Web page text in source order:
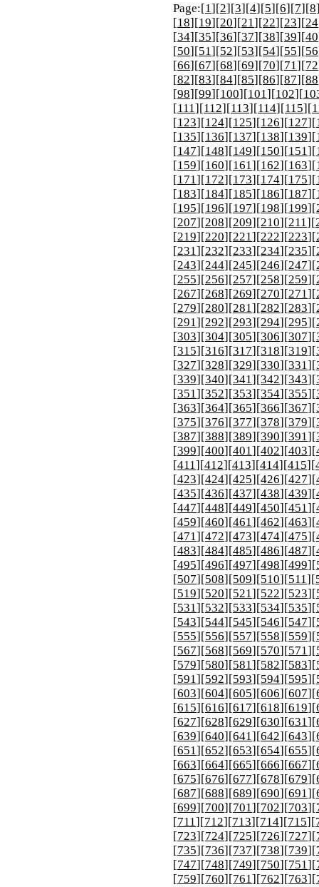
Page:[1][2][3][4][5][6][7][8
[18][19][20][21][22][23][24
[34][35][36][37][38][39][40
[50][51][52][53][54][55][56
[66][67][68][69][70][71][72
[82][83][84][85][86][87][88
[98][99][100][101][102][
[111][112][113][114][115][
[123][124][125][126][127][
[135][136][137][138][139][
[147][148][149][150][151][
[159][160][161][162][163][
[171][172][173][174][175][
[183][184][185][186][187][
[195][196][197][198][199][
[207][208][209][210][211][
[219][220][221][222][223][
[231][232][233][234][235][
[243][244][245][246][247][
[255][256][257][258][259][
[267][268][269][270][271][
[279][280][281][282][283][
[291][292][293][294][295][
[303][304][305][306][307][
[315][316][317][318][319][
[327][328][329][330][331][
[339][340][341][342][343][
[351][352][353][354][355][
[363][364][365][366][367][
[375][376][377][378][379][
[387][388][389][390][391][
[399][400][401][402][403][
[411][412][413][414][415][
[423][424][425][426][427][
[435][436][437][438][439][
[447][448][449][450][451][
[459][460][461][462][463][
[471][472][473][474][475][
[483][484][485][486][487][
[495][496][497][498][499][
[507][508][509][510][511][
[519][520][521][522][523][
[531][532][533][534][535][
[543][544][545][546][547][
[555][556][557][558][559][
[567][568][569][570][571][
[579][580][581][582][583][
[591][592][593][594][595][
[603][604][605][606][607][
[615][616][617][618][619][
[627][628][629][630][631][
[639][640][641][642][643][
[651][652][653][654][655][
[663][664][665][666][667][
[675][676][677][678][679][
[687][688][689][690][691][
[699][700][701][702][703][
[711][712][713][714][715][
[723][724][725][726][727][
[735][736][737][738][739][
[747][748][749][750][751][
[759][760][761][762][763][